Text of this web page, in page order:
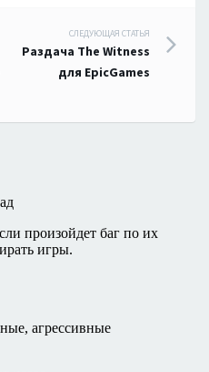
СЛЕДУЮЩАЯ СТАТЬЯ
Раздача The Witness
для EpicGames